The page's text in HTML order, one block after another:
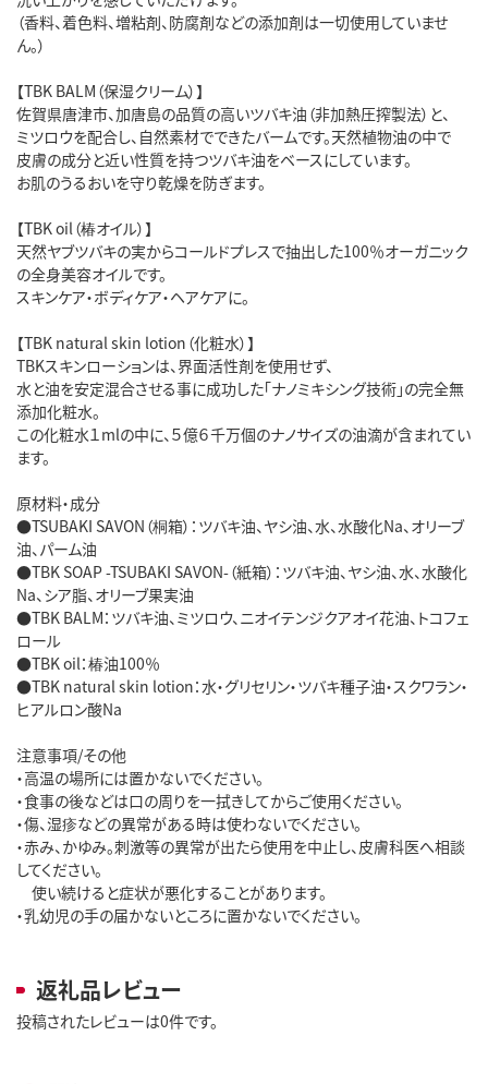
（香料、着色料、増粘剤、防腐剤などの添加剤は一切使用していませ
ん。）
【TBK BALM（保湿クリーム）】
佐賀県唐津市、加唐島の品質の高いツバキ油（非加熱圧搾製法）と、
ミツロウを配合し、自然素材でできたバームです。天然植物油の中で
皮膚の成分と近い性質を持つツバキ油をベースにしています。
お肌のうるおいを守り乾燥を防ぎます。
【TBK oil（椿オイル）】
天然ヤブツバキの実からコールドプレスで抽出した100％オーガニック
の全身美容オイルです。
スキンケア・ボディケア・ヘアケアに。
【TBK natural skin lotion（化粧水）】
TBKスキンローションは、界面活性剤を使用せず、
水と油を安定混合させる事に成功した「ナノミキシング技術」の完全無
添加化粧水。
この化粧水１mlの中に、５億６千万個のナノサイズの油滴が含まれてい
ます。
原材料・成分
●TSUBAKI SAVON（桐箱）：ツバキ油、ヤシ油、水、水酸化Na、オリーブ
油、パーム油
●TBK SOAP -TSUBAKI SAVON-（紙箱）：ツバキ油、ヤシ油、水、水酸化
Na、シア脂、オリーブ果実油
●TBK BALM：ツバキ油、ミツロウ、ニオイテンジクアオイ花油、トコフェ
ロール
●TBK oil：椿油100％
●TBK natural skin lotion：水・グリセリン・ツバキ種子油・スクワラン・
ヒアルロン酸Na
注意事項/その他
・高温の場所には置かないでください。
・食事の後などは口の周りを一拭きしてからご使用ください。
・傷、湿疹などの異常がある時は使わないでください。
・赤み、かゆみ。刺激等の異常が出たら使用を中止し、皮膚科医へ相談
してください。
使い続けると症状が悪化することがあります。
・乳幼児の手の届かないところに置かないでください。
返礼品レビュー
投稿されたレビューは0件です。